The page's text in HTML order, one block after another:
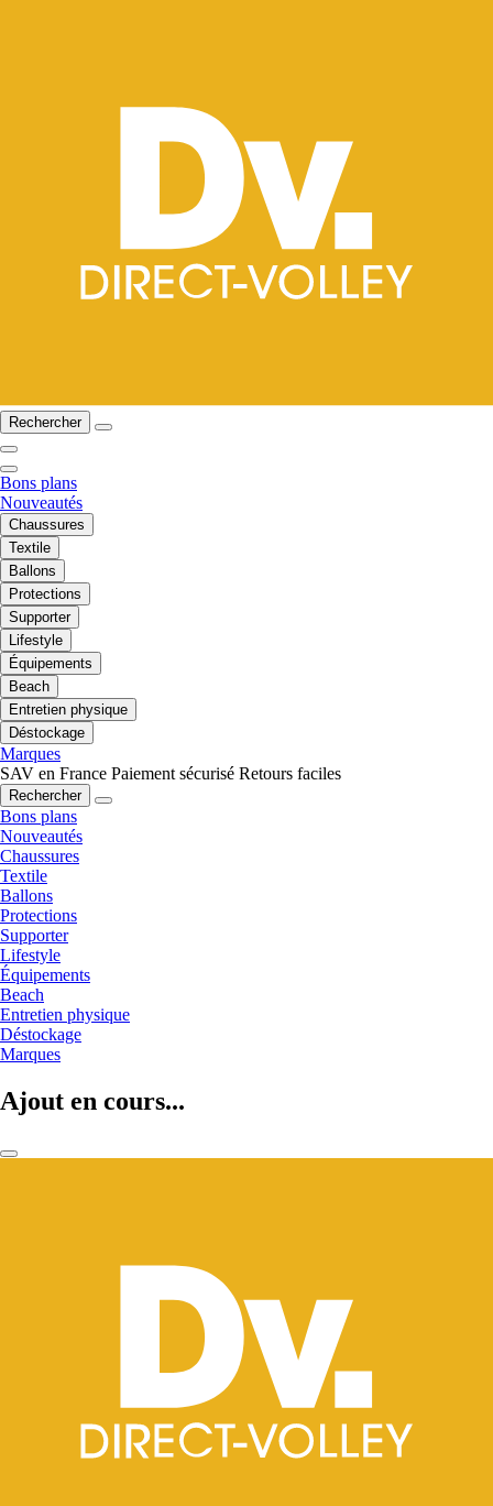
Rechercher
Bons plans
Nouveautés
Chaussures
Textile
Ballons
Protections
Supporter
Lifestyle
Équipements
Beach
Entretien physique
Déstockage
Marques
SAV en France Paiement sécurisé Retours faciles
Rechercher
Bons plans
Nouveautés
Chaussures
Textile
Ballons
Protections
Supporter
Lifestyle
Équipements
Beach
Entretien physique
Déstockage
Marques
Ajout en cours...